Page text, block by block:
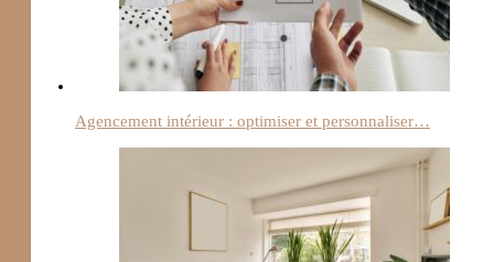
Agencement intérieur : optimiser et personnaliser…